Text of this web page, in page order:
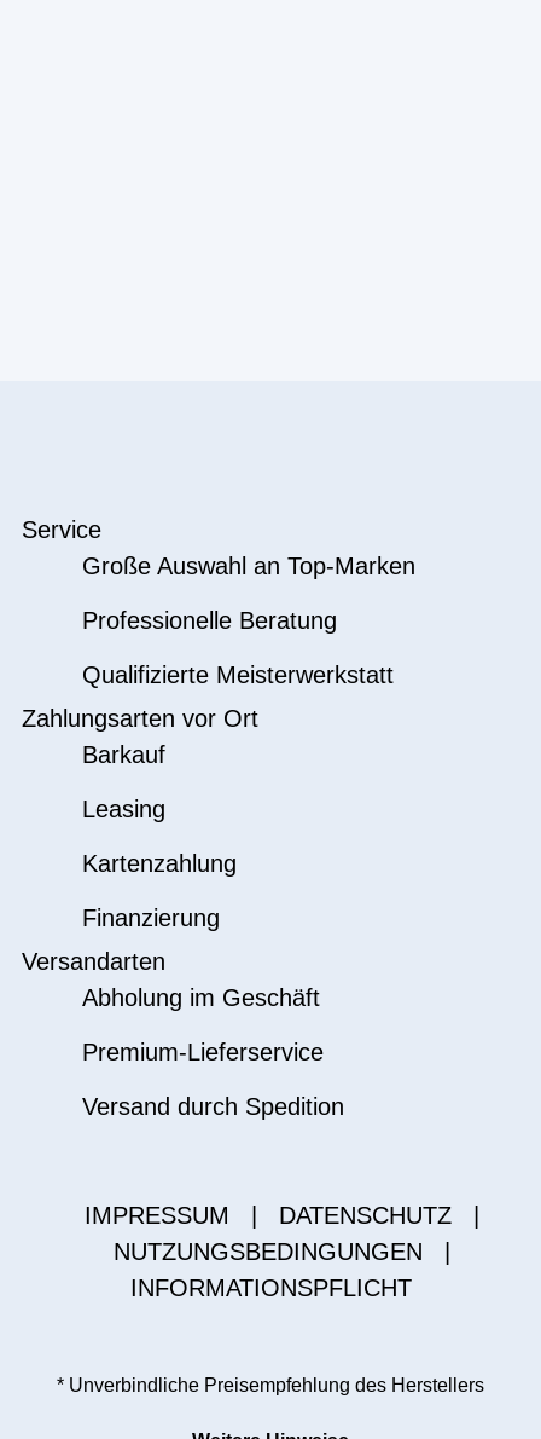
Service
Große Auswahl an Top-Marken
Professionelle Beratung
Qualifizierte Meisterwerkstatt
Zahlungsarten vor Ort
Barkauf
Leasing
Kartenzahlung
Finanzierung
Versandarten
Abholung im Geschäft
Premium-Lieferservice
Versand durch Spedition
IMPRESSUM DATENSCHUTZ
NUTZUNGSBEDINGUNGEN
INFORMATIONSPFLICHT
* Unverbindliche Preisempfehlung des Herstellers